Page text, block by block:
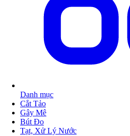
Danh mục
Cắt Tảo
Gây Mê
Bút Đo
Tạt, Xử Lý Nước